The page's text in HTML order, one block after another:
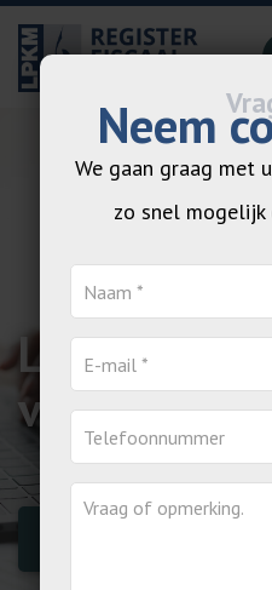
LPKM gaat
voor de
Neem
We gaan graag met
zo snel